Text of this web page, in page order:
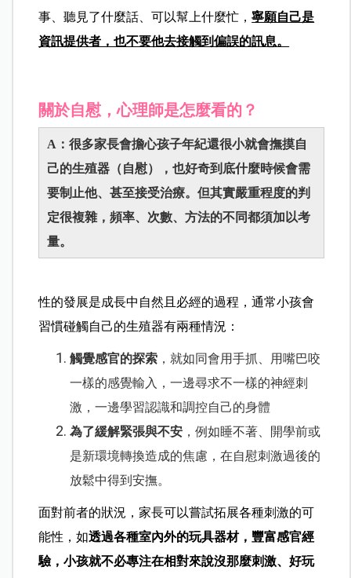
事、聽見了什麼話、可以幫上什麼忙，寧願自己是
資訊提供者，也不要他去接觸到偏誤的訊息。
關於自慰，心理師是怎麼看的？
A：很多家長會擔心孩子年紀還很小就會撫摸自
己的生殖器（自慰），也好奇到底什麼時候會需
要制止他、甚至接受治療。但其實嚴重程度的判
定很複雜，頻率、次數、方法的不同都須加以考
量。
性的發展是成長中自然且必經的過程，通常小孩會
習慣碰觸自己的生殖器有兩種情況：
觸覺感官的探索 ，就如同會用手抓、用嘴巴咬
一樣的感覺輸入，一邊尋求不一樣的神經刺
激，一邊學習認識和調控自己的身體
為了緩解緊張與不安 ，例如睡不著、開學前或
是新環境轉換造成的焦慮，在自慰刺激過後的
放鬆中得到安撫。
面對前者的狀況，家長可以嘗試拓展各種刺激的可
能性，如透過各種室內外的玩具器材，豐富感官經
驗，小孩就不必專注在相對來說沒那麼刺激、好玩